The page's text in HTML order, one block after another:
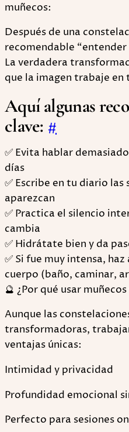
muñecos:
Después de una
recomendable
La verdadera
que la imagen trabaje en
Aquí algunas
clave: #
✅ Evita hablar
días
✅ Escribe en tu diario las
aparezcan
✅ Practica el silencio
cambia
✅ Hidrátate bien y da
✅ Si fue muy intensa,
cuerpo (baño, caminar,
🔮 ¿Por qué usar
Aunque las
transformadoras,
ventajas únicas:
Intimidad y privacidad
Profundidad emocional
Perfecto para sesiones